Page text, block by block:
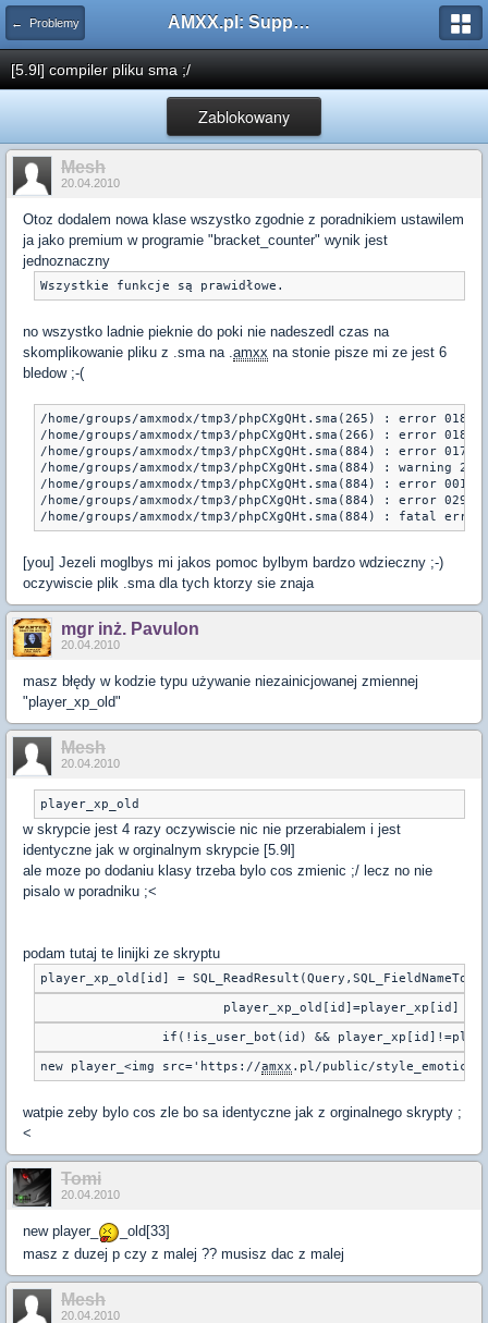
← Problemy AMXX.pl: Support AMX Mod X i SourceMod
[5.9l] compiler pliku sma ;/
Zablokowany
Mesh
20.04.2010
Otoz dodalem nowa klase wszystko zgodnie z poradnikiem ustawilem
ja jako premium w programie "bracket_counter" wynik jest
jednoznaczny
Wszystkie funkcje są prawidłowe.
no wszystko ladnie pieknie do poki nie nadeszedl czas na
skomplikowanie pliku z .sma na .amxx na stonie pisze mi ze jest 6
bledow ;-(
/home/groups/amxmodx/tmp3/phpCXgQHt.sma(265) : error
/home/groups/amxmodx/tmp3/phpCXgQHt.sma(266) : error
/home/groups/amxmodx/tmp3/phpCXgQHt.sma(884) : error
/home/groups/amxmodx/tmp3/phpCXgQHt.sma(884) : warning
/home/groups/amxmodx/tmp3/phpCXgQHt.sma(884) : error
/home/groups/amxmodx/tmp3/phpCXgQHt.sma(884) : error
/home/groups/amxmodx/tmp3/phpCXgQHt.sma(884) : fatal
[you] Jezeli moglbys mi jakos pomoc bylbym bardzo wdzieczny ;-)
oczywiscie plik .sma dla tych ktorzy sie znaja
mgr inż. Pavulon
20.04.2010
masz błędy w kodzie typu używanie niezainicjowanej zmiennej
"player_xp_old"
Mesh
20.04.2010
player_xp_old
w skrypcie jest 4 razy oczywiscie nic nie przerabialem i jest
identyczne jak w orginalnym skrypcie [5.9l]
ale moze po dodaniu klasy trzeba bylo cos zmienic ;/ lecz no nie
pisalo w poradniku ;<
podam tutaj te linijki ze skryptu
player_xp_old[id] =
			player_xp_old[id]=player_xp[id]
if(!is_user_bot(id) &&
new player_<img src='https://amxx .pl/public/
watpie zeby bylo cos zle bo sa identyczne jak z orginalnego skrypty ;
<
Tomi
20.04.2010
new player_
_old[33]
masz z duzej p czy z malej ?? musisz dac z malej
Mesh
20.04.2010